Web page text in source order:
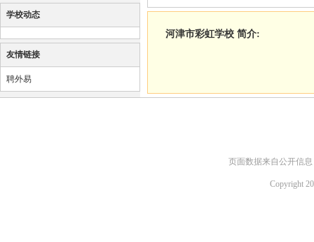
学校动态
友情链接
聘外易
河津市彩虹学校 简介:
页面数据来自公开信
Copyright